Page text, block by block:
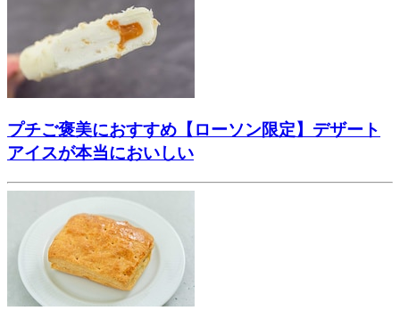
プチご褒美におすすめ【ローソン限定】デザート
アイスが本当においしい